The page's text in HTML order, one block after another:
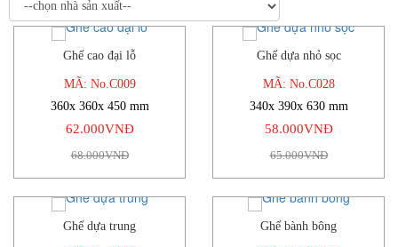
Ghế cao đại lỗ
MÃ: No.C009
360x 360x 450 mm
62.000VNĐ
68.000VNĐ
-11%
Ghế dựa nhỏ sọc
MÃ: No.C028
340x 390x 630 mm
58.000VNĐ
65.000VNĐ
Ghế dựa trung Ghế bành bông